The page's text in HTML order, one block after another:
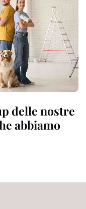
delle nostre
abbiamo